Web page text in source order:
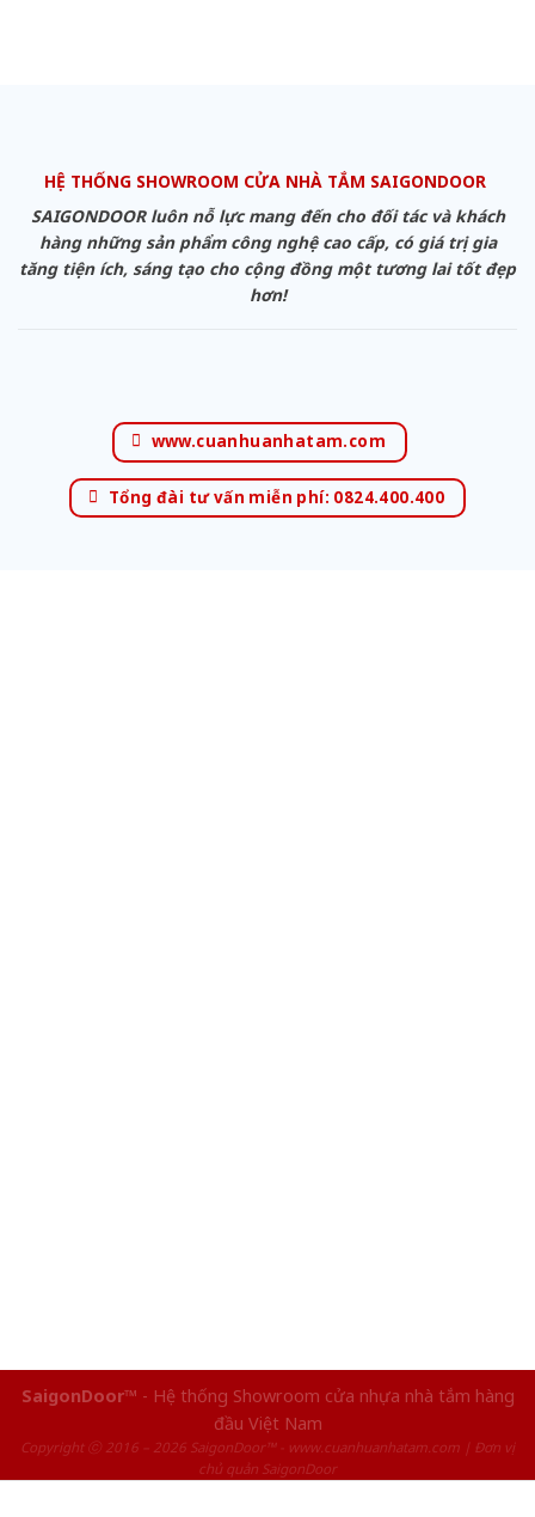
HỆ THỐNG SHOWROOM CỬA NHÀ TẮM SAIGONDOOR
SAIGONDOOR luôn nỗ lực mang đến cho đối tác và khách
hàng những sản phẩm công nghệ cao cấp, có giá trị gia
tăng tiện ích, sáng tạo cho cộng đồng một tương lai tốt đẹp
hơn!
www.cuanhuanhatam.com
Tổng đài tư vấn miễn phí: 0824.400.400
SaigonDoor™ - Hệ thống Showroom cửa nhựa nhà tắm hàng
đầu Việt Nam
Copyright ⓒ 2016 – 2026 SaigonDoor™ - www.cuanhuanhatam.com | Đơn vị
chủ quản SaigonDoor